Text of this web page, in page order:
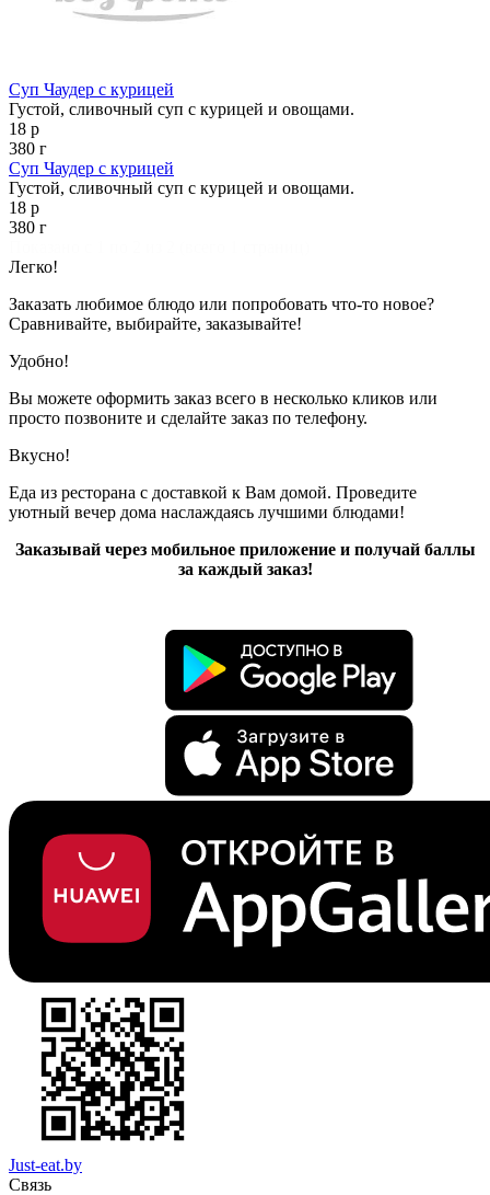
Суп Чаудер с курицей
Густой, сливочный суп с курицей и овощами.
18 р
380 г
Суп Чаудер с курицей
Густой, сливочный суп с курицей и овощами.
18 р
380 г
Легко!
Заказать любимое блюдо или попробовать что-то новое?
Сравнивайте, выбирайте, заказывайте!
Удобно!
Вы можете оформить заказ всего в несколько кликов или
просто позвоните и сделайте заказ по телефону.
Вкусно!
Еда из ресторана с доставкой к Вам домой. Проведите
уютный вечер дома наслаждаясь лучшими блюдами!
Заказывай через мобильное приложение и получай баллы
за каждый заказ!
Just-eat.by
Связь